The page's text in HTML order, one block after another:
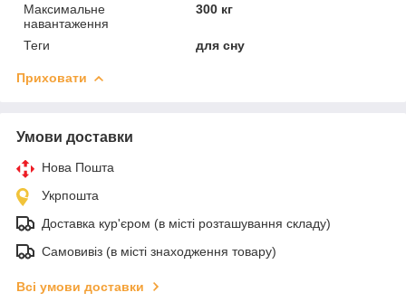
Максимальне
навантаження
300 кг
Теги для сну
Приховати
Умови доставки
Нова Пошта
Укрпошта
Доставка кур'єром (в місті розташування складу)
Самовивіз (в місті знаходження товару)
Всі умови доставки